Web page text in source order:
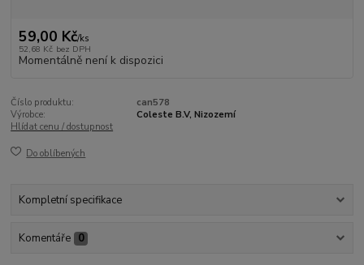
59,00 Kč/ks
52,68 Kč bez DPH
Momentálně není k dispozici
Číslo produktu:
can578
Výrobce:
Coleste B.V, Nizozemí
Hlídat cenu / dostupnost
Do oblíbených
Kompletní specifikace
Komentáře 0